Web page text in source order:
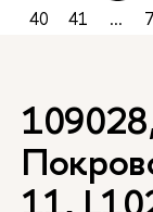
40
41 ...